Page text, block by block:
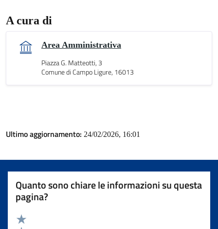
A cura di
Area Amministrativa
Piazza G. Matteotti, 3
Comune di Campo Ligure, 16013
Ultimo aggiornamento: 24/02/2026, 16:01
Quanto sono chiare le informazioni su questa
pagina?